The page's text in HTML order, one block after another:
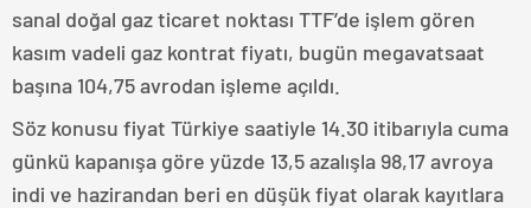
sanal doğal gaz ticaret noktası TTF’de işlem gören
kasım vadeli gaz kontrat fiyatı, bugün megavatsaat
başına 104,75 avrodan işleme açıldı.
Söz konusu fiyat Türkiye saatiyle 14.30 itibarıyla cuma
günkü kapanışa göre yüzde 13,5 azalışla 98,17 avroya
indi ve hazirandan beri en düşük fiyat olarak kayıtlara